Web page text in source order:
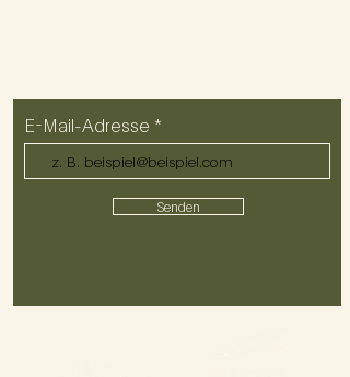
E-Mail-Adresse
Senden